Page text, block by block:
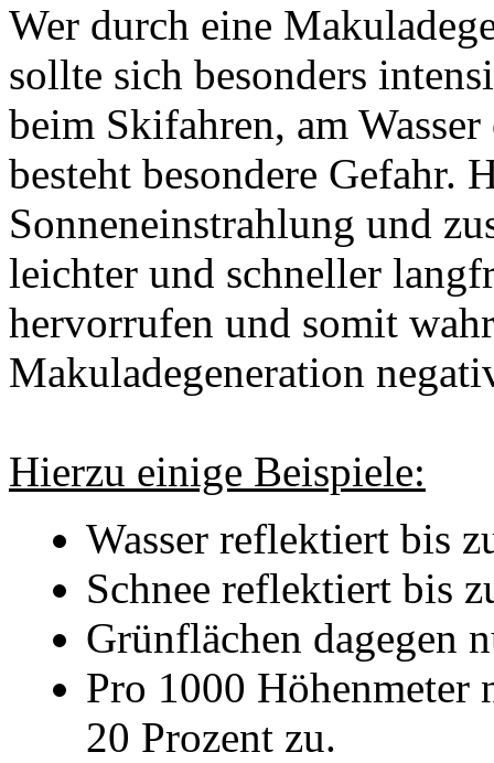
Wer durch eine
sollte sich besonders
beim Skifahren, am
besteht besondere Gefahr.
Sonneneinstrahlung und
leichter und schneller
hervorrufen und somit
Makuladegeneration
Hierzu einige Beispiele:
Wasser reflektiert bis
Schnee reflektiert bis
Grünflächen dagegen
Pro 1000 Höhenmeter
20 Prozent zu.